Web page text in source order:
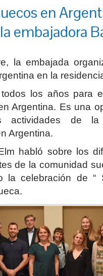
en
embajadora
la embajada
en la
los años para
Argentina. Es una
actividades de
Argentina.
habló sobre los
de la comunidad
la celebración de